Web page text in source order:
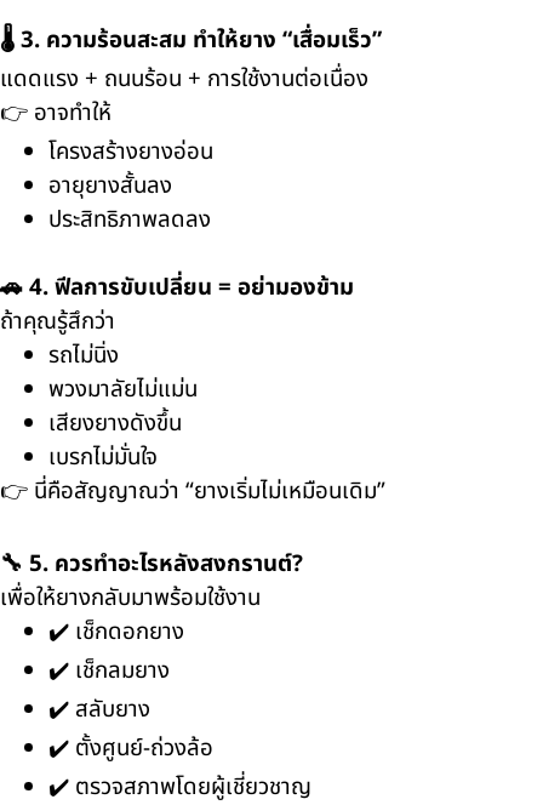
🌡️ 3. ความร้อนสะสม ทำให้ยาง “เสื่อมเร็ว”
แดดแรง + ถนนร้อน + การใช้งานต่อเนื่อง
👉 อาจทำให้
โครงสร้างยางอ่อน
อายุยางสั้นลง
ประสิทธิภาพลดลง
🚗 4. ฟีลการขับเปลี่ยน = อย่ามองข้าม
ถ้าคุณรู้สึกว่า
รถไม่นิ่ง
พวงมาลัยไม่แม่น
เสียงยางดังขึ้น
เบรกไม่มั่นใจ
👉 นี่คือสัญญาณว่า “ยางเริ่มไม่เหมือนเดิม”
🔧 5. ควรทำอะไรหลังสงกรานต์?
เพื่อให้ยางกลับมาพร้อมใช้งาน
✔️ เช็กดอกยาง
✔️ เช็กลมยาง
✔️ สลับยาง
✔️ ตั้งศูนย์-ถ่วงล้อ
✔️ ตรวจสภาพโดยผู้เชี่ยวชาญ